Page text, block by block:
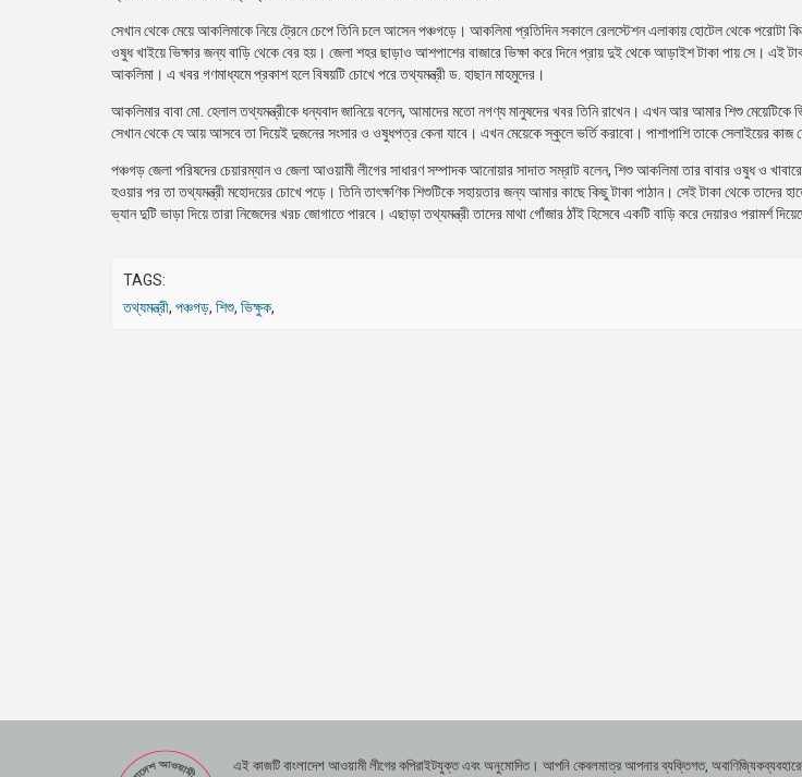
সেখান থেকে মেয়ে আকলিমাকে নিয়ে ট্রেনে চেপে তিনি চলে আসেন পঞ্চগড়ে। আকলিমা প্রতিদিন সকালে রেলস্টেশন এলাকায় হোটেল থেকে পরোটা
ওষুধ খাইয়ে ভিক্ষার জন্য বাড়ি থেকে বের হয়। জেলা শহর ছাড়াও আশপাশের বাজারে ভিক্ষা করে দিনে প্রায় দুই থেকে আড়াইশ টাকা পায় সে। এই
আকলিমা। এ খবর গণমাধ্যমে প্রকাশ হলে বিষয়টি চোখে পরে তথ্যমন্ত্রী ড. হাছান মাহমুদের।
আকলিমার বাবা মো. হেলাল তথ্যমন্ত্রীকে ধন্যবাদ জানিয়ে বলেন, আমাদের মতো নগণ্য মানুষদের খবর তিনি রাখেন। এখন আর আমার শিশু মেয়েটিকে
সেখান থেকে যে আয় আসবে তা দিয়েই দুজনের সংসার ও ওষুধপত্র কেনা যাবে। এখন মেয়েকে স্কুলে ভর্তি করাবো। পাশাপাশি তাকে সেলাইয়ের কাজ
পঞ্চগড় জেলা পরিষদের চেয়ারম্যান ও জেলা আওয়ামী লীগের সাধারণ সম্পাদক আনোয়ার সাদাত সম্রাট বলেন, শিশু আকলিমা তার বাবার ওষুধ ও
হওয়ার পর তা তথ্যমন্ত্রী মহোদয়ের চোখে পড়ে। তিনি তাৎক্ষণিক শিশুটিকে সহায়তার জন্য আমার কাছে কিছু টাকা পাঠান। সেই টাকা থেকে তাদের
ভ্যান দুটি ভাড়া দিয়ে তারা নিজেদের খরচ জোগাতে পারবে। এছাড়া তথ্যমন্ত্রী তাদের মাথা গোঁজার ঠাঁই হিসেবে একটি বাড়ি করে দেয়ারও পরামর্শ
TAGS:
তথ্যমন্ত্রী, পঞ্চগড়, শিশু, ভিক্ষুক,
এই কাজটি বাংলাদেশ আওয়ামী লীগের কপিরাইটযুক্ত এবং অনুমোদিত। আপনি কেবলমাত্র আপনার ব্যক্তিগত,